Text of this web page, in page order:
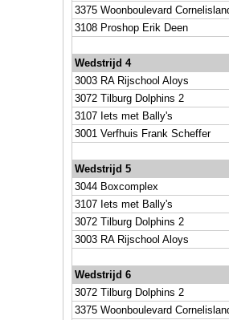
3375 Woonboulevard
3108 Proshop Erik Deen
Wedstrijd 4
3003 RA Rijschool Aloys
3072 Tilburg Dolphins 2
3107 Iets met Bally's
3001 Verfhuis Frank Scheffer
Wedstrijd 5
3044 Boxcomplex
3107 Iets met Bally's
3072 Tilburg Dolphins 2
3003 RA Rijschool Aloys
Wedstrijd 6
3072 Tilburg Dolphins 2
3375 Woonboulevard